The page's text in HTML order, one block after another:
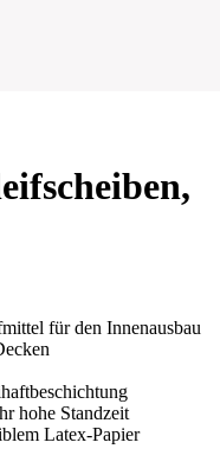
für den Innenausbau
hohe Standzeit
Latex-Papier